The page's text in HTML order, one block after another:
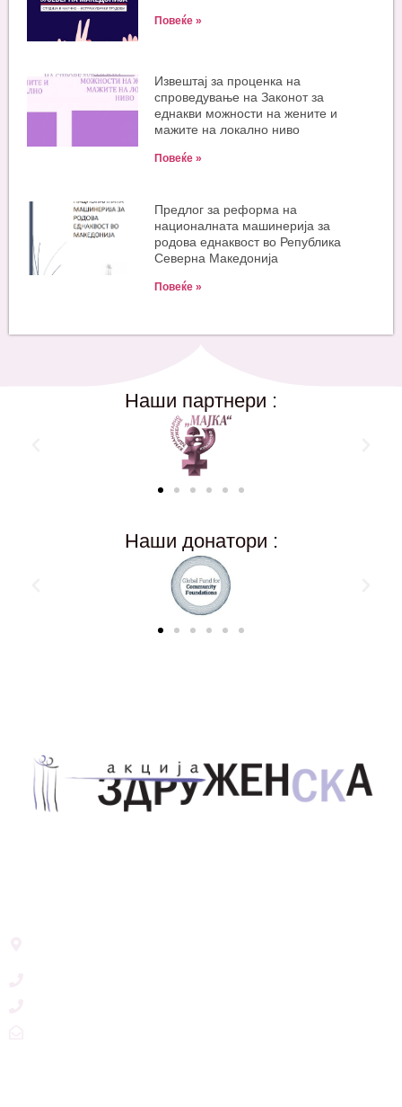
Повеќе »
Извештај за проценка на
спроведување на Законот за
еднакви можности на жените и
мажите на локално ниво
Повеќе »
Предлог за реформа на
националната машинерија за
родова еднаквост во Република
Северна Македонија
Повеќе »
Наши партнери :
Наши донатори :